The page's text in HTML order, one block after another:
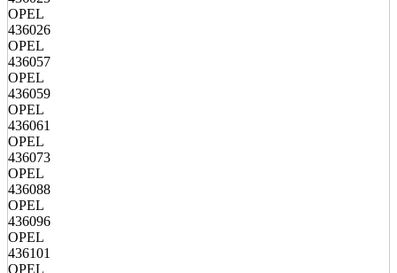
OPEL
436026
OPEL
436057
OPEL
436059
OPEL
436061
OPEL
436073
OPEL
436088
OPEL
436096
OPEL
436101
OPEL